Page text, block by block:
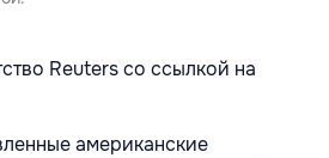
Reuters со ссылкой на
американские